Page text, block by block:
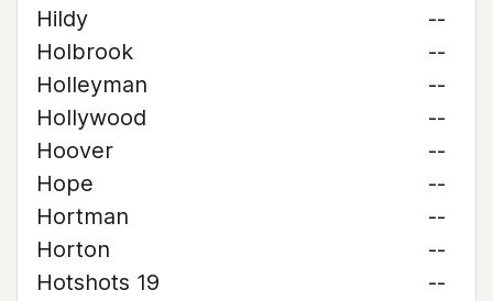
Hildy
--
Holbrook
--
Holleyman
--
Hollywood
--
Hoover
--
Hope
--
Hortman
--
Horton
--
Hotshots 19
--